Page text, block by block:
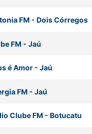
FM - Dois Córregos
FM - Jaú
é Amor- Jaú
FM - Jaú
Clube FM - Botucatu